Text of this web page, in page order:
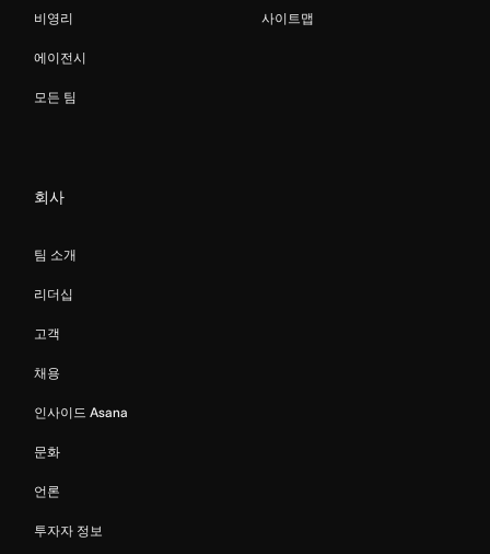
비영리
에이전시
모든 팀
사이트맵
회사
팀 소개
리더십
고객
채용
인사이드 Asana
문화
언론
투자자 정보